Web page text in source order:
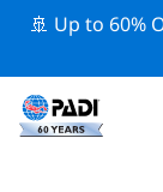
🚢 Up to 60%